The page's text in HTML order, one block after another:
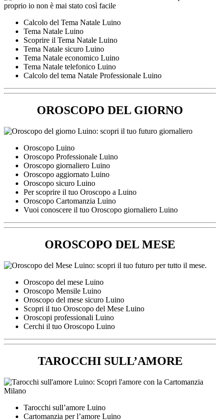
Calcolo del Tema Natale Luino
Tema Natale Luino
Scoprire il Tema Natale Luino
Tema Natale sicuro Luino
Tema Natale economico Luino
Tema Natale telefonico Luino
Calcolo del tema Natale Professionale Luino
OROSCOPO DEL GIORNO
Oroscopo Luino
Oroscopo Professionale Luino
Oroscopo giornaliero Luino
Oroscopo aggiornato Luino
Oroscopo sicuro Luino
Per scoprire il tuo Oroscopo a Luino
Oroscopo Cartomanzia Luino
Vuoi conoscere il tuo Oroscopo giornaliero Luino
OROSCOPO DEL MESE
Oroscopo del mese Luino
Oroscopo Mensile Luino
Oroscopo del mese sicuro Luino
Scopri il tuo Oroscopo del Mese Luino
Oroscopi professionali Luino
Cerchi il tuo Oroscopo Luino
TAROCCHI SULL’AMORE
Tarocchi sull’amore Luino
Cartomanzia per l’amore Luino